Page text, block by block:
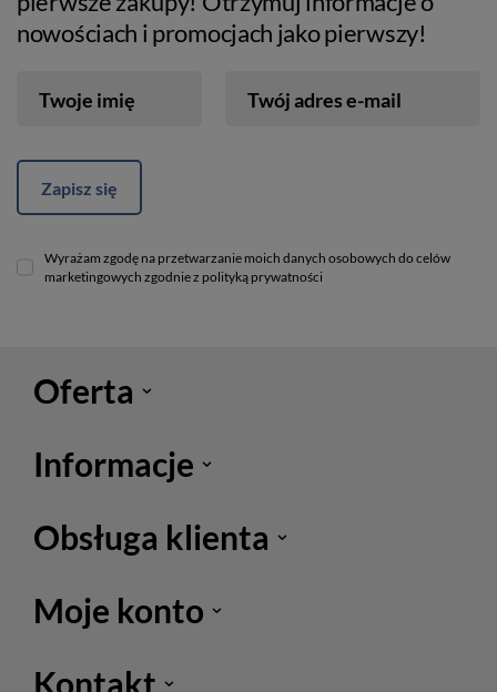
nowościach i promocjach jako pierwszy!
Twoje imię Twój adres e-mail
Zapisz się
Wyrażam zgodę na przetwarzanie moich danych osobowych do celów
marketingowych zgodnie z polityką prywatności
Oferta
Informacje
Obsługa klienta
Moje konto
Kontakt